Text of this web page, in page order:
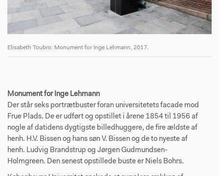
Elisabeth Toubro: Monument for Inge Lehmann, 2017.
Monument for Inge Lehmann
Der står seks portrætbuster foran universitetets facade mod
Frue Plads. De er udført og opstillet i årene 1854 til 1956 af
nogle af datidens dygtigste billedhuggere, de fire ældste af
henh. H.V. Bissen og hans søn V. Bissen og de to nyeste af
henh. Ludvig Brandstrup og Jørgen Gudmundsen-
Holmgreen. Den senest opstillede buste er Niels Bohrs.